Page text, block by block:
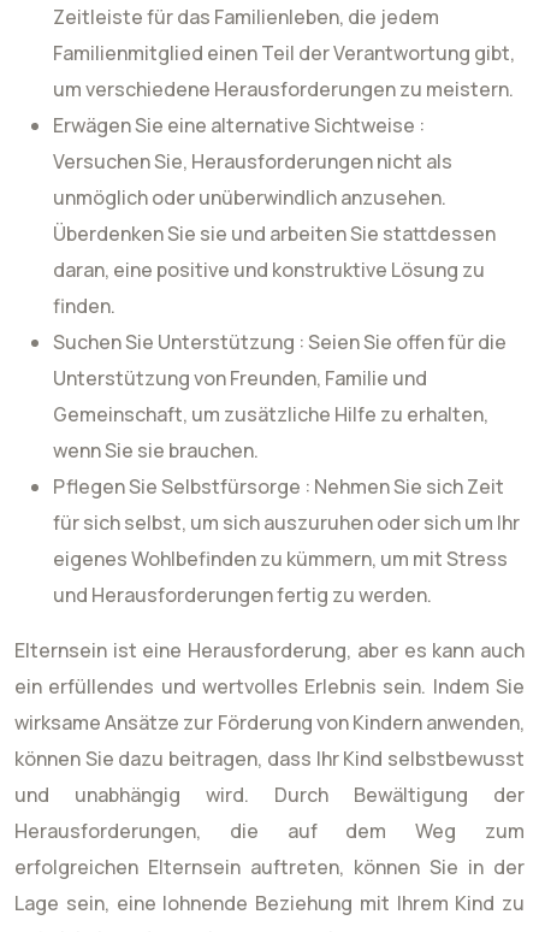
Zeitleiste für das Familienleben, die jedem
Familienmitglied einen Teil der Verantwortung gibt,
um verschiedene Herausforderungen zu meistern.
Erwägen Sie eine alternative Sichtweise :
Versuchen Sie, Herausforderungen nicht als
unmöglich oder unüberwindlich anzusehen.
Überdenken Sie sie und arbeiten Sie stattdessen
daran, eine positive und konstruktive Lösung zu
finden.
Suchen Sie Unterstützung : Seien Sie offen für die
Unterstützung von Freunden, Familie und
Gemeinschaft, um zusätzliche Hilfe zu erhalten,
wenn Sie sie brauchen.
Pflegen Sie Selbstfürsorge : Nehmen Sie sich Zeit
für sich selbst, um sich auszuruhen oder sich um Ihr
eigenes Wohlbefinden zu kümmern, um mit Stress
und Herausforderungen fertig zu werden.
Elternsein ist eine Herausforderung, aber es kann auch
ein erfüllendes und wertvolles Erlebnis sein. Indem Sie
wirksame Ansätze zur Förderung von Kindern anwenden,
können Sie dazu beitragen, dass Ihr Kind selbstbewusst
und unabhängig wird. Durch Bewältigung der
Herausforderungen, die auf dem Weg zum
erfolgreichen Elternsein auftreten, können Sie in der
Lage sein, eine lohnende Beziehung mit Ihrem Kind zu